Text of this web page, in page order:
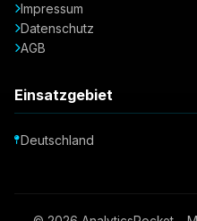
Impressum
Datenschutz
AGB
Einsatzgebiet
Deutschland